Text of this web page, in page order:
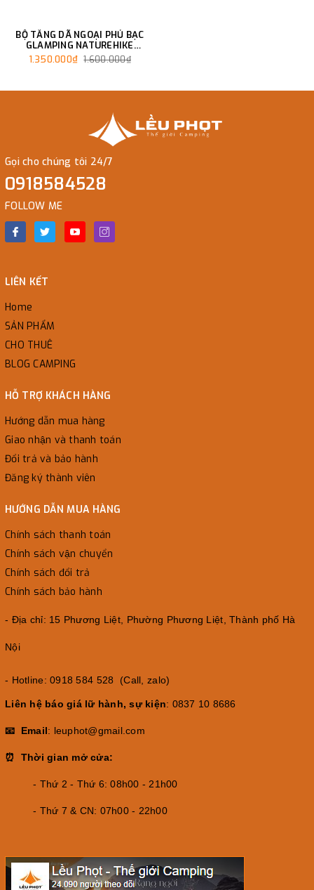
BỘ TĂNG DÃ NGOẠI PHỦ BẠC
GLAMPING NATUREHIKE
NH20TM006
1.350.000₫ 1.600.000₫
Gọi cho chúng tôi 24/7
0918584528
FOLLOW ME
LIÊN KẾT
Home
SẢN PHẨM
CHO THUÊ
BLOG CAMPING
HỖ TRỢ KHÁCH HÀNG
Hướng dẫn mua hàng
Giao nhận và thanh toán
Đổi trả và bảo hành
Đăng ký thành viên
HƯỚNG DẪN MUA HÀNG
Chính sách thanh toán
Chính sách vận chuyển
Chính sách đổi trả
Chính sách bảo hành
- Địa chỉ: 15 Phương Liệt, Phường Phương Liệt, Thành phố Hà
Nội
- Hotline: 0918 584 528 (Call, zalo)
Liên hệ báo giá lữ hành, sự kiện: 0837 10 8686
📧 Email: leuphot@gmail.com
⏰ Thời gian mở cửa:
- Thứ 2 - Thứ 6: 08h00 - 21h00
- Thứ 7 & CN: 07h00 - 22h00